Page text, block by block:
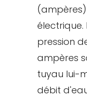
électrique.
pression
ampères
tuyau lui-
débit